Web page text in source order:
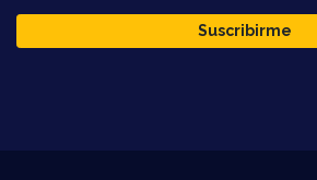
Suscribirme